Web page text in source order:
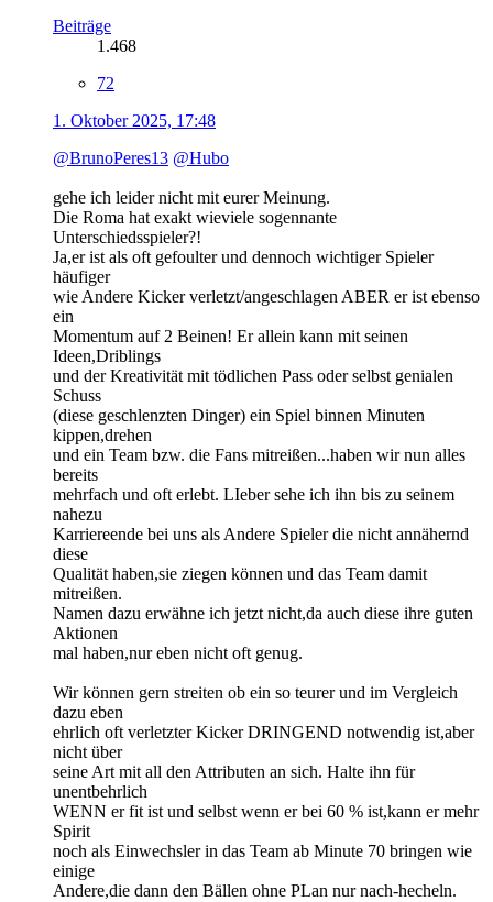
Beiträge
1.468
72
1. Oktober 2025, 17:48
@BrunoPeres13 @Hubo
gehe ich leider nicht mit eurer Meinung.
Die Roma hat exakt wieviele sogennante
Unterschiedsspieler?!
Ja,er ist als oft gefoulter und dennoch wichtiger Spieler
häufiger
wie Andere Kicker verletzt/angeschlagen ABER er ist ebenso
ein
Momentum auf 2 Beinen! Er allein kann mit seinen
Ideen,Driblings
und der Kreativität mit tödlichen Pass oder selbst genialen
Schuss
(diese geschlenzten Dinger) ein Spiel binnen Minuten
kippen,drehen
und ein Team bzw. die Fans mitreißen...haben wir nun alles
bereits
mehrfach und oft erlebt. LIeber sehe ich ihn bis zu seinem
nahezu
Karriereende bei uns als Andere Spieler die nicht annähernd
diese
Qualität haben,sie ziegen können und das Team damit
mitreißen.
Namen dazu erwähne ich jetzt nicht,da auch diese ihre guten
Aktionen
mal haben,nur eben nicht oft genug.
Wir können gern streiten ob ein so teurer und im Vergleich
dazu eben
ehrlich oft verletzter Kicker DRINGEND notwendig ist,aber
nicht über
seine Art mit all den Attributen an sich. Halte ihn für
unentbehrlich
WENN er fit ist und selbst wenn er bei 60 % ist,kann er mehr
Spirit
noch als Einwechsler in das Team ab Minute 70 bringen wie
einige
Andere,die dann den Bällen ohne PLan nur nach-hecheln.